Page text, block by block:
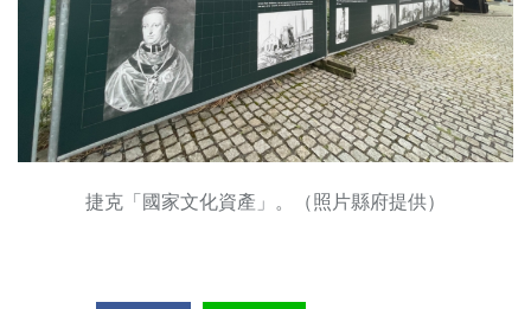
捷克「國家文化資產」。（照片縣府提供）